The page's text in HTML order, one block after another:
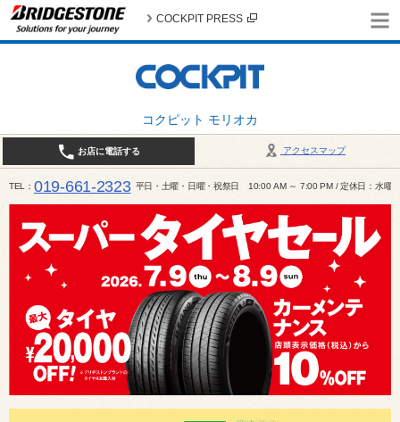
コクピット モリオカ
COCKPIT PRESS
アクセスマップ
お店に電話する
TEL 019-661-2323 平日・土曜・日曜・祝祭日 10:00 AM ～ 7:00 PM / 定休日：水曜